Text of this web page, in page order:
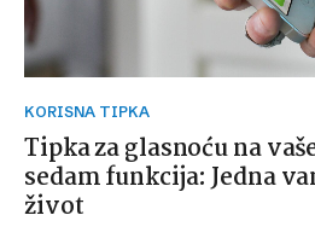
KORISNA TIPKA
Tipka za glasnoću na
sedam funkcija: Jedna
život